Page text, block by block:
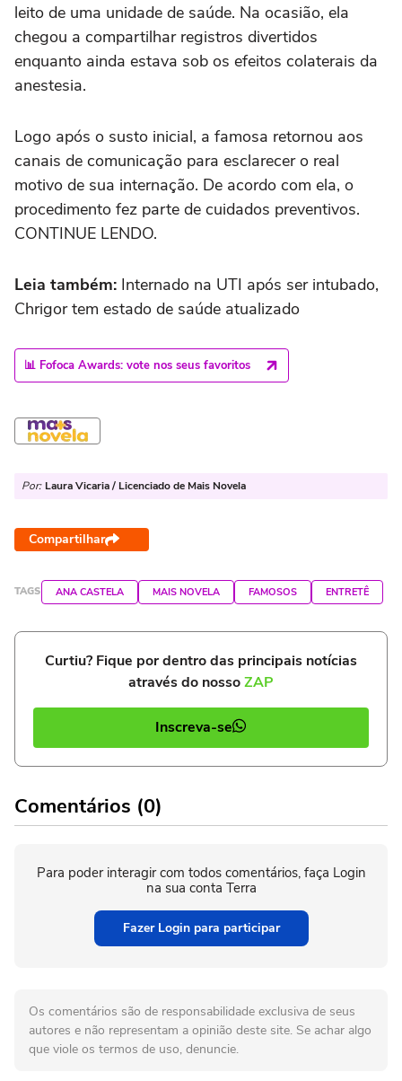
leito de uma unidade de saúde. Na ocasião, ela
chegou a compartilhar registros divertidos
enquanto ainda estava sob os efeitos colaterais da
anestesia.
Logo após o susto inicial, a famosa retornou aos
canais de comunicação para esclarecer o real
motivo de sua internação. De acordo com ela, o
procedimento fez parte de cuidados preventivos.
CONTINUE LENDO.
Leia também: Internado na UTI após ser intubado,
Chrigor tem estado de saúde atualizado
📊 Fofoca Awards: vote nos seus favoritos
Por: Laura Vicaria / Licenciado de Mais Novela
Compartilhar
TAGS ANA CASTELA MAIS NOVELA FAMOSOS ENTRETÊ
Curtiu? Fique por dentro das principais notícias
através do nossoZAP
Inscreva-se
Comentários (0)
Para poder interagir com todos comentários, faça Login
na sua conta Terra
Fazer Login para participar
Os comentários são de responsabilidade exclusiva de seus
autores e não representam a opinião deste site. Se achar algo
que viole os termos de uso, denuncie.